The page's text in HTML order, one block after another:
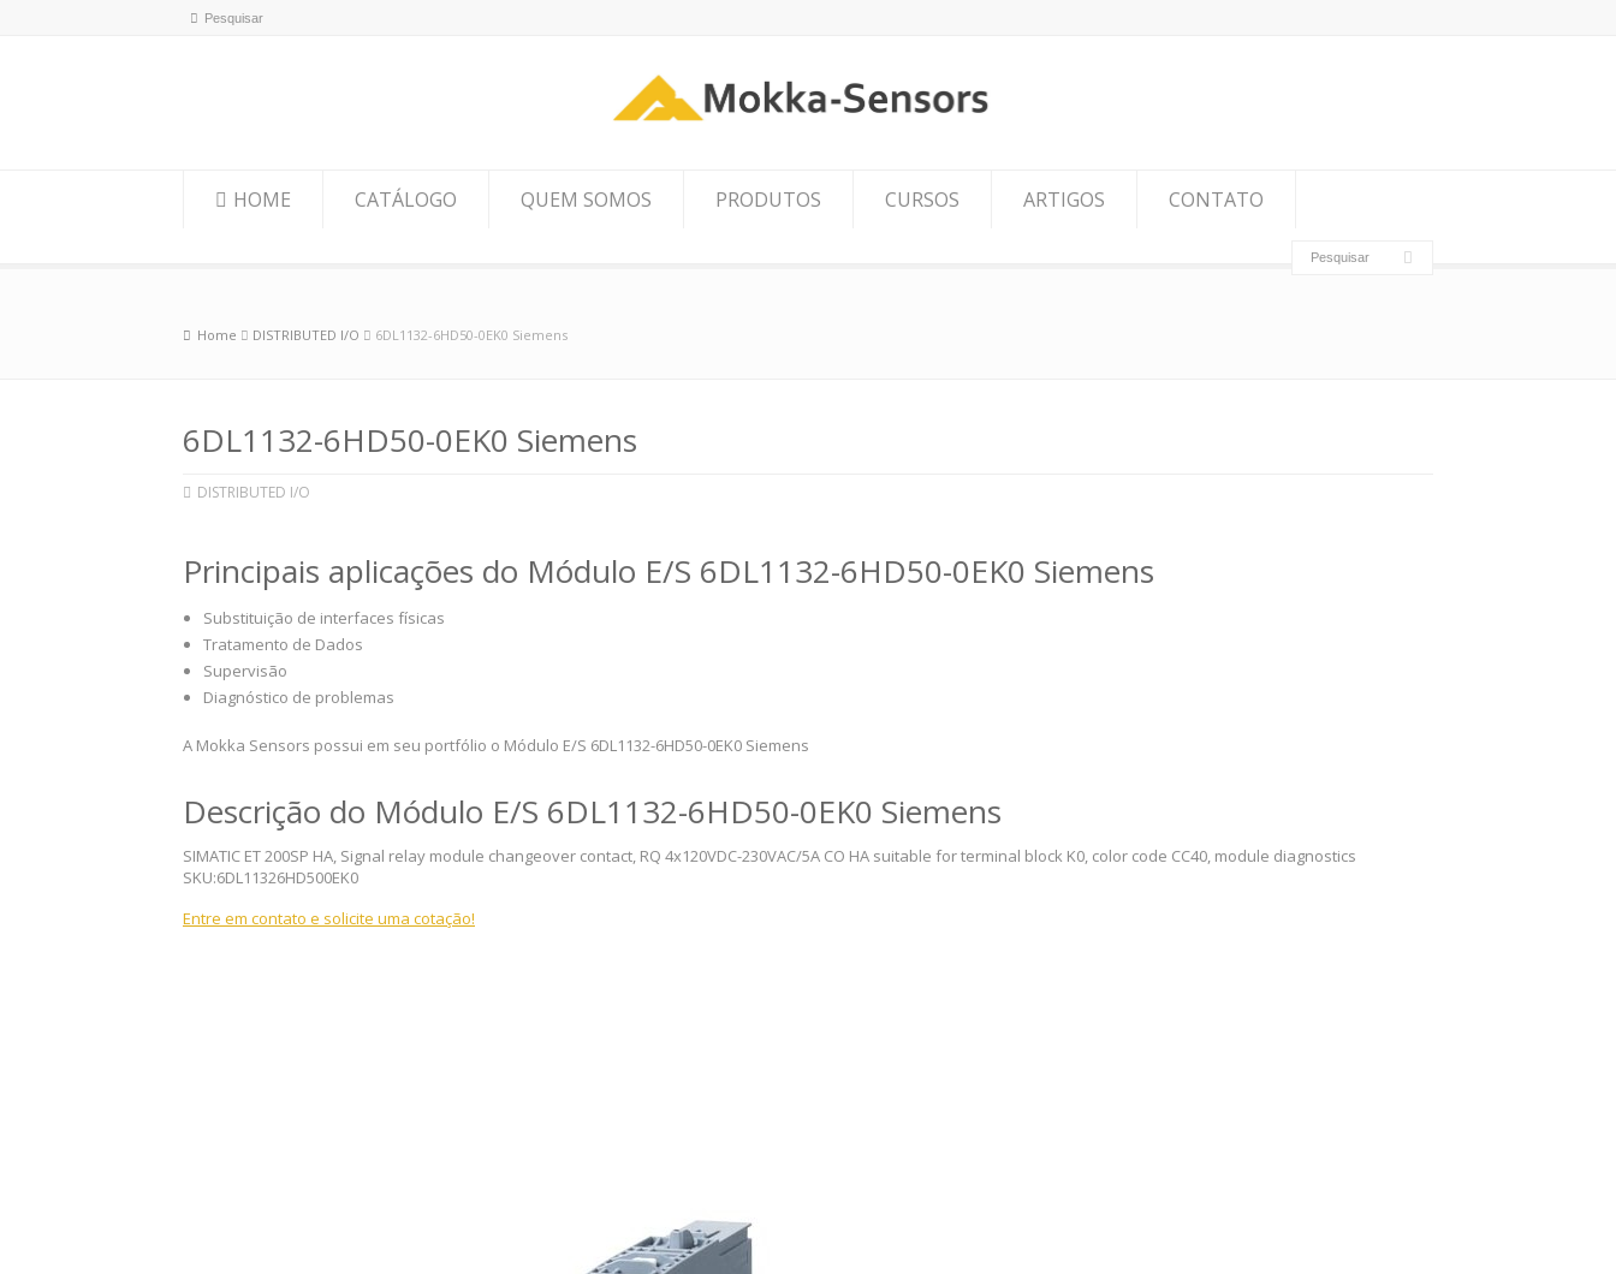
HOME CATÁLOGO QUEM SOMOS PRODUTOS CURSOS ARTIGOS CONTATO
Home DISTRIBUTED I/O 6DL1132-6HD50-0EK0 Siemens
6DL1132-6HD50-0EK0 Siemens
DISTRIBUTED I/O
Principais aplicações do Módulo E/S 6DL1132-6HD50-0EK0 Siemens
Substituição de interfaces físicas
Tratamento de Dados
Supervisão
Diagnóstico de problemas
A Mokka Sensors possui em seu portfólio o Módulo E/S 6DL1132-6HD50-0EK0 Siemens
Descrição do Módulo E/S 6DL1132-6HD50-0EK0 Siemens
SIMATIC ET 200SP HA, Signal relay module changeover contact, RQ 4x120VDC-230VAC/5A CO HA suitable for terminal block K0, color code CC40, module diagnostics
SKU:6DL11326HD500EK0
Entre em contato e solicite uma cotação!